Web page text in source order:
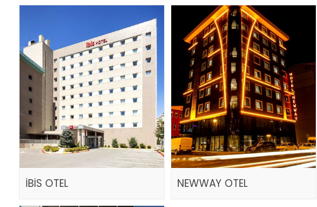
İBİS OTEL NEWWAY OTEL